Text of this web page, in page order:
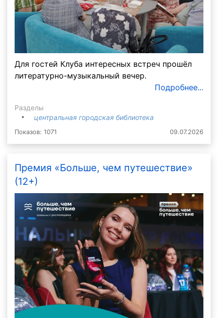
Для гостей Клуба интересных встреч прошёл
литературно-музыкальный вечер.
Подробнее...
Разделы
центральная городская библиотека
Показов: 1071 09.07.2026
Премия «Больше, чем путешествие»
(12+)